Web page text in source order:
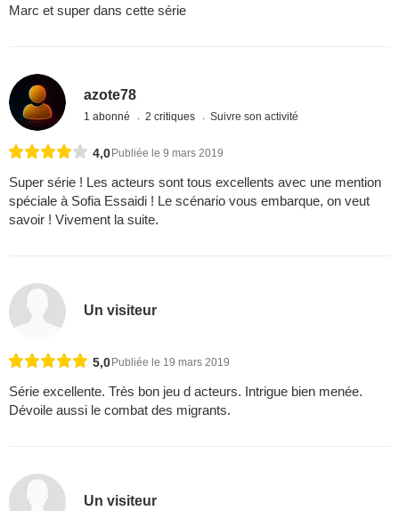
Marc et super dans cette série
azote78
1 abonné 2 critiques Suivre son activité
4,0 Publiée le 9 mars 2019
Super série ! Les acteurs sont tous excellents avec une mention
spéciale à Sofia Essaidi ! Le scénario vous embarque, on veut
savoir ! Vivement la suite.
Un visiteur
5,0 Publiée le 19 mars 2019
Série excellente. Très bon jeu d acteurs. Intrigue bien menée.
Dévoile aussi le combat des migrants.
Un visiteur